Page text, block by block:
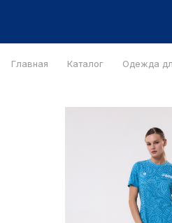
Главная Каталог Одежда